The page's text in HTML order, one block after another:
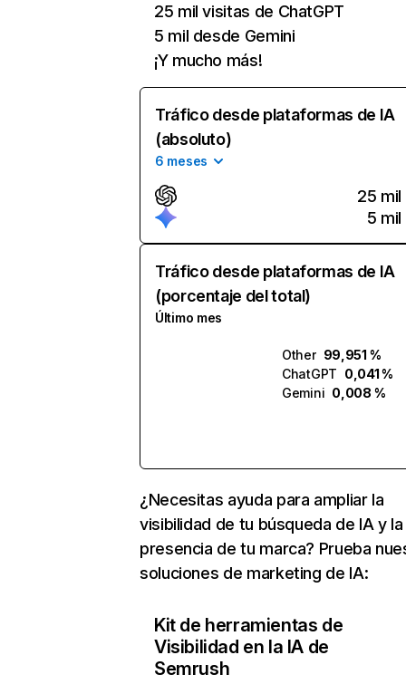
25 mil visitas de ChatGPT
5 mil desde Gemini
¡Y mucho más!
Tráfico desde plataformas de IA
(absoluto)
6 meses
25 mil
5 mil
Tráfico desde plataformas de IA
(porcentaje del total)
Último mes
Other 99,951 %
ChatGPT 0,041 %
Gemini 0,008 %
¿Necesitas ayuda para ampliar la
visibilidad de tu búsqueda de IA y la
presencia de tu marca? Prueba
soluciones de marketing de IA:
Kit de herramientas de
Visibilidad en la IA de
Semrush